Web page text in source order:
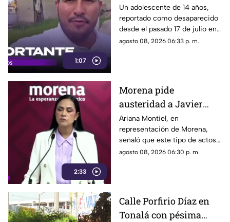
1:07
Tlaquepaque es
trasladado a Jalisco
tras ser localizado en
Michoacán
Un adolescente de 14 años,
reportado como desaparecido
desde el pasado 17 de julio en
Tlaquepaque, fue localizado
agosto 08, 2026 06:33 p. m.
2:33
Morena pide
austeridad a Javier
May, pero el ejemplo
parece faltar en casa
Ariana Montiel, en
representación de Morena,
señaló que este tipo de actos y
el gasto de recursos
austeridad establecidos por el
partido.
agosto 08, 2026 06:30 p. m.
Calle Porfirio Díaz en
Tonalá con pésima